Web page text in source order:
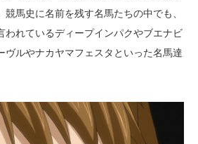
馬史に名前を残す名馬たちの中でも、
われているディープインパクやブエナビ
ヴルやナカヤマフェスタといった名馬達